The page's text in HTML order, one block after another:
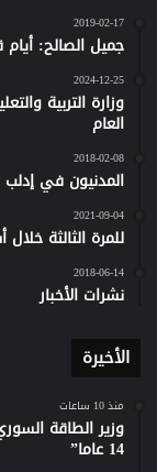
2019-02-17
جميل الصالح:
2024-12-25
وزارة التربية
العام
2018-02-08
المدنيون في
2021-09-04
للمرة الثالثة
2018-06-14
نشرات الأخبار
الأخيرة
منذ 10 ساعات
وزير الطاقة
14 عاما”